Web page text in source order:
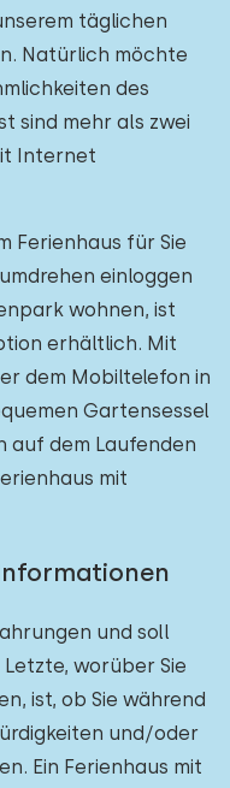
täglichen
Natürlich möchte
des
sind mehr als zwei
Internet
Ferienhaus für Sie
einloggen
wohnen, ist
erhältlich. Mit
dem Mobiltelefon in
Gartensessel
auf dem Laufenden
mit
und soll
worüber Sie
ist, ob Sie während
und/oder
Ein Ferienhaus mit